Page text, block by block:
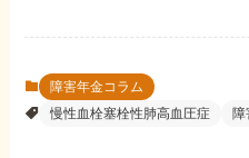
障害年金コラム
慢性血栓塞栓性肺高血圧症
障